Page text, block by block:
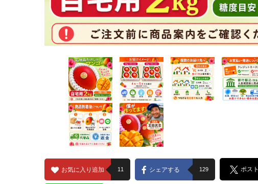
お気に入り追加 11 シェアする 129 ポスト